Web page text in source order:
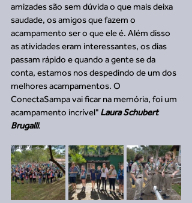
amizades são sem dúvida o que mais deixa
saudade, os amigos que fazem o
acampamento ser o que ele é. Além disso
as atividades eram interessantes, os dias
passam rápido e quando a gente se da
conta, estamos nos despedindo de um dos
melhores acampamentos. O
ConectaSampa vai ficar na memória, foi um
acampamento incrível" Laura Schubert
Brugalli.